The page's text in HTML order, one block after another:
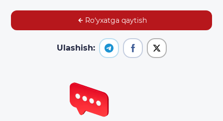
Ro‘yxatga qaytish
Ulashish: